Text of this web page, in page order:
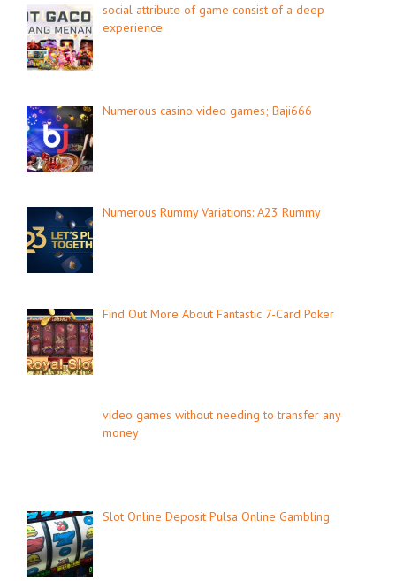
social attribute of game consist of a deep
experience
Numerous casino video games; Baji666
Numerous Rummy Variations: A23 Rummy
Find Out More About Fantastic 7-Card Poker
video games without needing to transfer any
money
Slot Online Deposit Pulsa Online Gambling